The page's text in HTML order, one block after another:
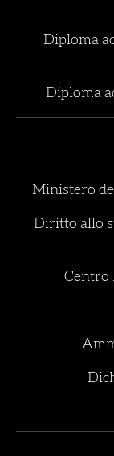
Diploma
Diploma
Ministero
Diritto allo
Centro